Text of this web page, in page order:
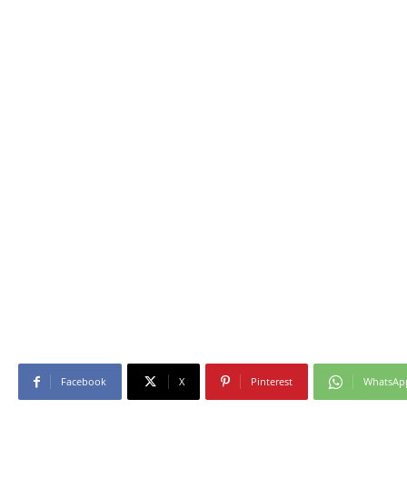
Facebook X Pinterest